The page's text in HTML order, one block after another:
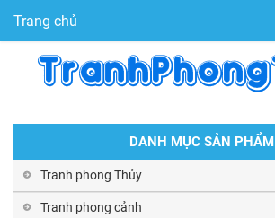
Trang chủ
DANH MỤC SẢN PHẨM
Tranh phong Thủy
Tranh phong cảnh